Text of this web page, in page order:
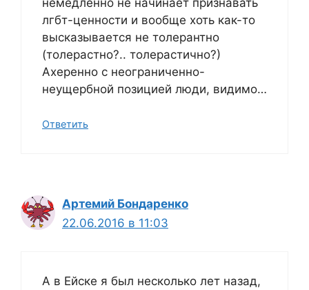
лгбт-ценности и вообще хоть как-то
высказывается не толерантно
(толерастно?.. толерастично?)
Ахеренно с неограниченно-
неущербной позицией люди, видимо…
Ответить
Артемий Бондаренко
22.06.2016 в 11:03
А в Ейске я был несколько лет назад,